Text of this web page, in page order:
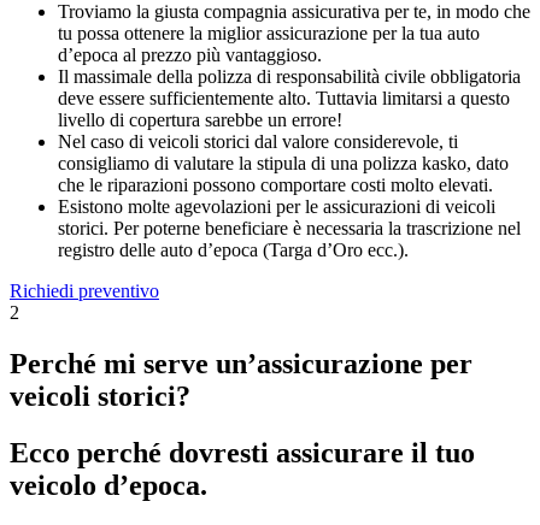
Troviamo la giusta compagnia assicurativa per te, in modo che
tu possa ottenere la miglior assicurazione per la tua auto
d’epoca al prezzo più vantaggioso.
Il massimale della polizza di responsabilità civile obbligatoria
deve essere sufficientemente alto. Tuttavia limitarsi a questo
livello di copertura sarebbe un errore!
Nel caso di veicoli storici dal valore considerevole, ti
consigliamo di valutare la stipula di una polizza kasko, dato
che le riparazioni possono comportare costi molto elevati.
Esistono molte agevolazioni per le assicurazioni di veicoli
storici. Per poterne beneficiare è necessaria la trascrizione nel
registro delle auto d’epoca (Targa d’Oro ecc.).
Richiedi preventivo
2
Perché mi serve un’assicurazione per
veicoli storici?
Ecco perché dovresti assicurare il tuo
veicolo d’epoca.